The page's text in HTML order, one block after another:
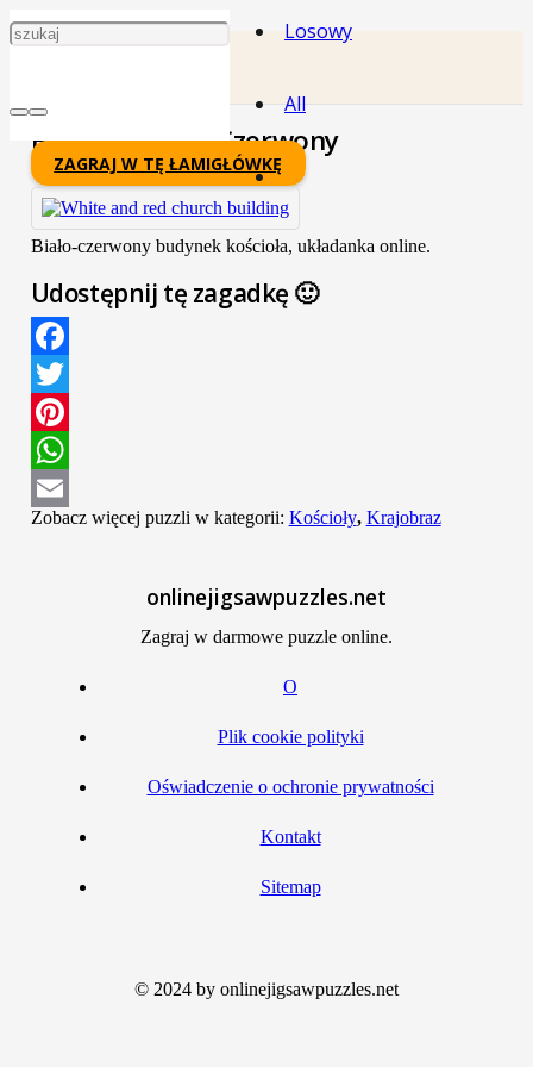
Losowy
All
Budynek Biało-Czerwony
ZAGRAJ W TĘ ŁAMIGŁÓWKĘ
Biało-czerwony budynek kościoła, układanka online.
Udostępnij tę zagadkę 🙂
Facebook
Twitter
Pinterest
WhatsApp
Email
Zobacz więcej puzzli w kategorii: Kościoły, Krajobraz
onlinejigsawpuzzles.net
Zagraj w darmowe puzzle online.
O
Plik cookie polityki
Oświadczenie o ochronie prywatności
Kontakt
Sitemap
© 2024 by onlinejigsawpuzzles.net